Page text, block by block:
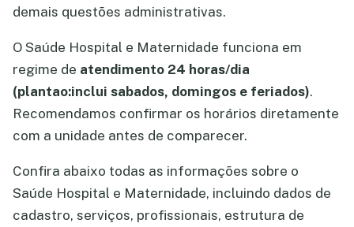
demais questões administrativas.
O Saúde Hospital e Maternidade funciona em
regime de atendimento 24 horas/dia
(plantao:inclui sabados, domingos e feriados).
Recomendamos confirmar os horários diretamente
com a unidade antes de comparecer.
Confira abaixo todas as informações sobre o
Saúde Hospital e Maternidade, incluindo dados de
cadastro, serviços, profissionais, estrutura de